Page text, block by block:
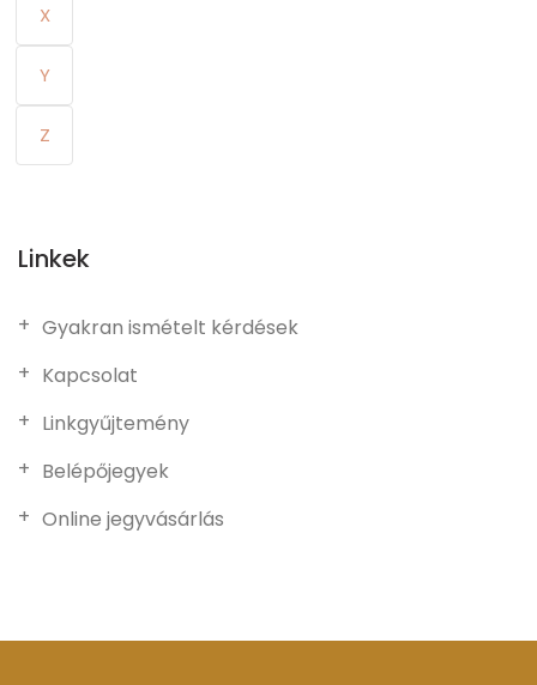
X
Y
Z
Linkek
Gyakran ismételt kérdések
Kapcsolat
Linkgyűjtemény
Belépőjegyek
Online jegyvásárlás